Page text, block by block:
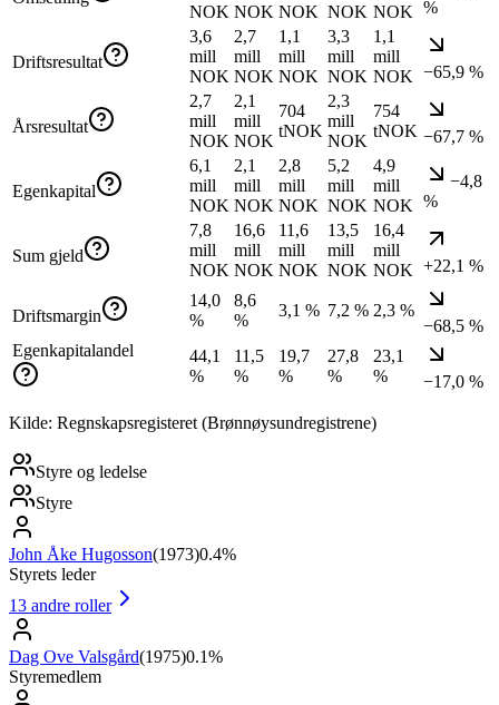
NOK NOK NOK NOK NOK %
Driftsresultat
3,6
mill
NOK
2,7
mill
NOK
1,1
mill
NOK
3,3
mill
NOK
1,1
mill
NOK −65,9 %
Årsresultat
2,7
mill
NOK
2,1
mill
NOK
704
tNOK
2,3
mill
NOK
754
tNOK −67,7 %
Egenkapital
6,1
mill
NOK
2,1
mill
NOK
2,8
mill
NOK
5,2
mill
NOK
4,9
mill
NOK
−4,8
%
Sum gjeld
7,8
mill
NOK
16,6
mill
NOK
11,6
mill
NOK
13,5
mill
NOK
16,4
mill
NOK +22,1 %
Driftsmargin
14,0
%
8,6
%
3,1 % 7,2 % 2,3 %
−68,5 %
Egenkapitalandel
44,1
%
11,5
%
19,7
%
27,8
%
23,1
%
−17,0 %
Kilde: Regnskapsregisteret (Brønnøysundregistrene)
Styre og ledelse
Styre
John Åke Hugosson(1973)0.4%
Styrets leder
13 andre roller
Dag Ove Valsgård(1975)0.1%
Styremedlem